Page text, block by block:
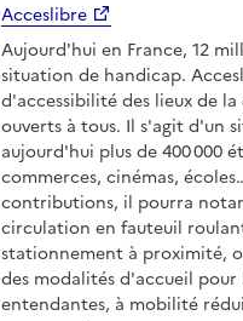
Acceslibre
Aujourd'hui en France, 12
situation de handicap.
d'accessibilité des lieux de
ouverts à tous. Il s'agit d'un
aujourd'hui plus de 400 000
commerces, cinémas,
contributions, il pourra
circulation en fauteuil
stationnement à proximité,
des modalités d'accueil pour
entendantes, à mobilité